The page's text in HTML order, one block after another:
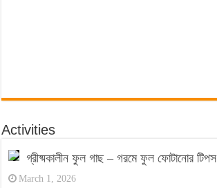
Activities
গ্রীষ্মকালীন ফুল গাছ – গরমে ফুল ফোটানোর টিপস
March 1, 2026